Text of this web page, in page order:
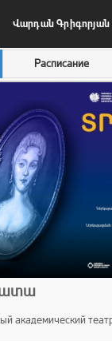
Վարդան Գրիգորյան
Расписание
академический